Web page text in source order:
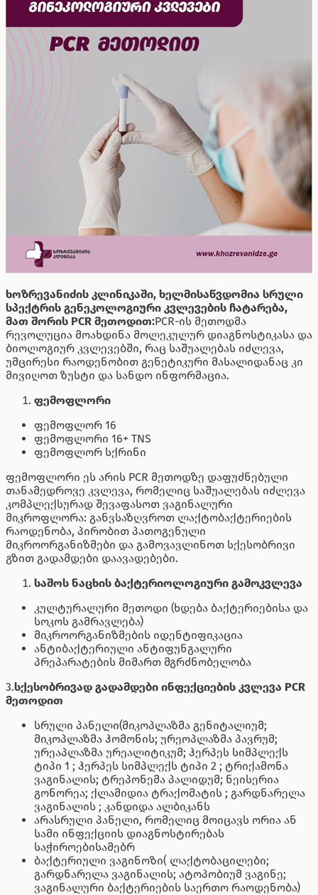
ხოზრევანიძის კლინიკაში, ხელმისაწვდომია სრული
სპექტრის გენეკოლოგიური კვლევების ჩატარება,
მათ შორის PCR მეთოდით:PCR-ის მეთოდმა
რევოლუცია მოახდინა მოლეკულურ დიაგნოსტიკასა და
ბიოლოგიურ კვლევებში, რაც საშუალებას იძლევა,
უმცირესი რაოდენობით გენეტიკური მასალიდანაც კი
მივიღოთ ზუსტი და სანდო ინფორმაცია.
ფემოფლორი
ფემოფლორ 16
ფემოფლორი 16+ TNS
ფემოფლორ სქრინი
ფემოფლორი ეს არის PCR მეთოდზე დაფუძნებული
თანამედროვე კვლევა, რომელიც საშუალებას იძლევა
კომპლექსურად შევაფასოთ ვაგინალური
მიკროფლორა: განვსაზღვროთ ლაქტობაქტერიების
რაოდენობა, პირობით პათოგენული
მიკროორგანიზმები და გამოვავლინოთ სქესობრივი
გზით გადამდები დაავადებები.
საშოს ნაცხის ბაქტერიოლოგიური გამოკვლევა
კულტურალური მეთოდი (ხდება ბაქტერიებისა და
სოკოს გამრავლება)
მიკროორგანიზმების იდენტიფიკაცია
ანტიბაქტერიული ანტიფუნგალური
პრეპარატების მიმართ მგრძნობელობა
3.სქესობრივად გადამდები ინფექციების კვლევა PCR
მეთოდით
სრული პანელი(მიკოპლაზმა გენიტალიუმ;
მიკოპლაზმა ჰომონის; ურეოპლაზმა პავრუმ;
ურეაპლაზმა ურეალიტიკუმ; ჰერპეს სიმპლექს
ტიპი 1 ; ჰერპეს სიმპლექს ტიპი 2 ; ტრიქამონა
ვაგინალის; ტრეპონემა პალიდუმ; ნეისერია
გონორეა; ქლამიდია ტრაქომატის ; გარდნარელა
ვაგინალის ; კანდიდა ალბიკანს
არასრული პანელი, რომელიც მოიცავს ორია ან
სამი ინფექციის დიაგნოსტირებას
საჭიროებისამებრ
ბაქტერიული ვაგინოზი( ლაქტობაცილები;
გარდნარელა ვაგინალის; ატოპობიუმ ვაგინე;
ვაგინალური ბაქტერიების საერთო რაოდენობა)